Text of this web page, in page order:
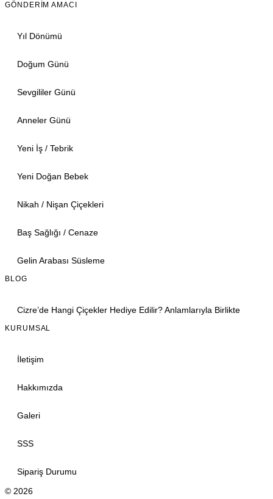
GÖNDERIM AMACI
Yıl Dönümü
Doğum Günü
Sevgililer Günü
Anneler Günü
Yeni İş / Tebrik
Yeni Doğan Bebek
Nikah / Nişan Çiçekleri
Baş Sağlığı / Cenaze
Gelin Arabası Süsleme
BLOG
Cizre’de Hangi Çiçekler Hediye Edilir? Anlamlarıyla Birlikte
KURUMSAL
İletişim
Hakkımızda
Galeri
SSS
Sipariş Durumu
© 2026